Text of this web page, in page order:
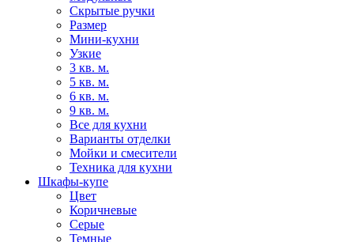
Скрытые ручки
Размер
Мини-кухни
Узкие
3 кв. м.
5 кв. м.
6 кв. м.
9 кв. м.
Все для кухни
Варианты отделки
Мойки и смесители
Техника для кухни
Шкафы-купе
Цвет
Коричневые
Серые
Темные